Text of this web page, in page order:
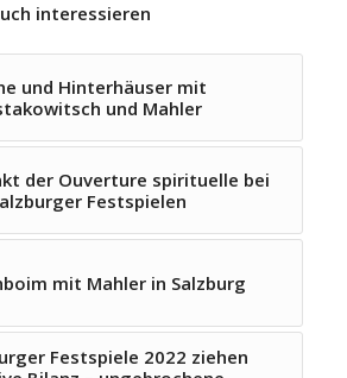
interessieren
und Hinterhäuser mit
und Mahler
der Ouverture spirituelle bei
Festspielen
mit Mahler in Salzburg
Festspiele 2022 ziehen